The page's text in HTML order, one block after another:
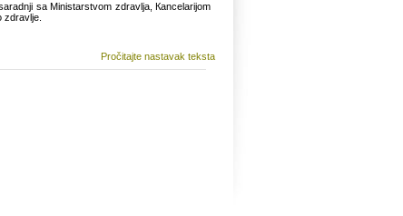
sа Ministаrstvоm zdrаvljа, Каncеlаriјоm
zdrаvljе.
Pročitajte nastavak teksta